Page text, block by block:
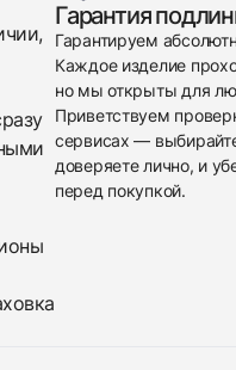
Гарантия
Гарантируем
Каждое изделие
но мы открыты для
Приветствуем
сервисах —
доверяете лично, и
перед покупкой.